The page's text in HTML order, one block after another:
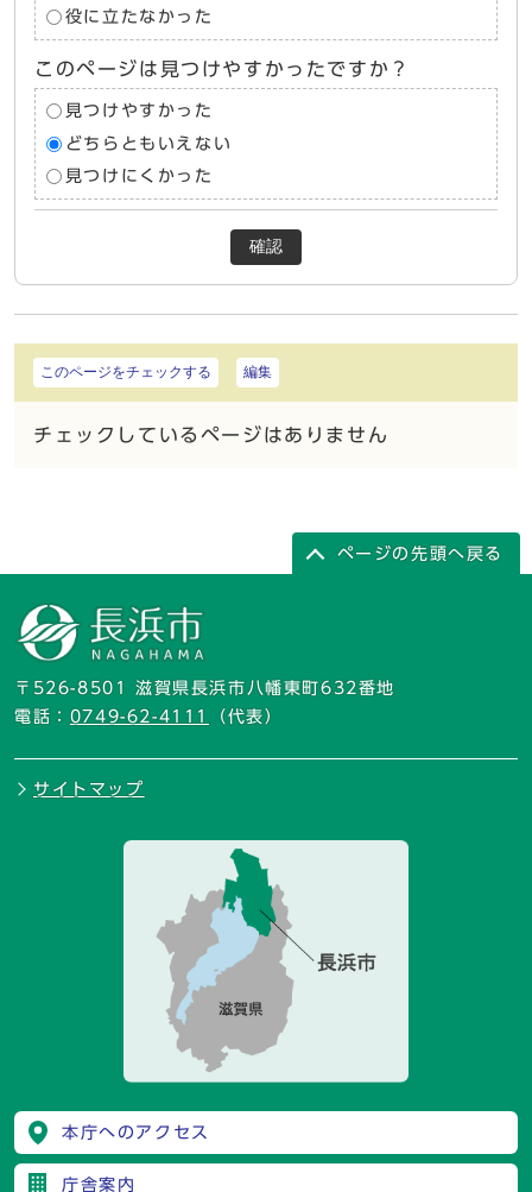
役に立たなかった
このページは見つけやすかったですか？
見つけやすかった
どちらともいえない
見つけにくかった
確認
このページをチェックする 編集
チェックしているページはありません
ページの先頭へ戻る
〒526-8501 滋賀県長浜市八幡東町632番地
電話： 0749-62-4111 （代表）
サイトマップ
本庁へのアクセス
庁舎案内